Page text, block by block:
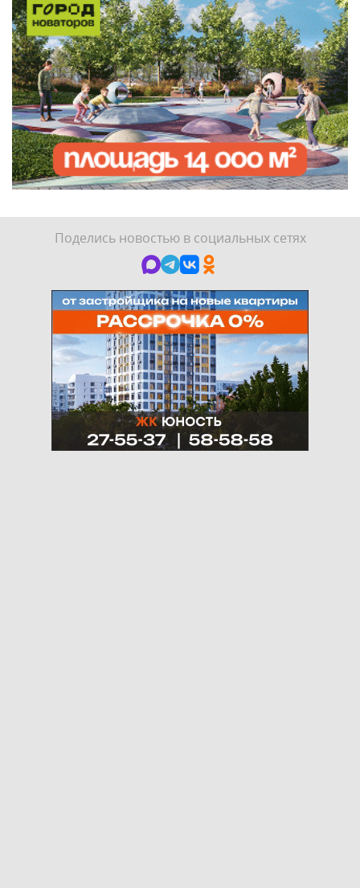
Поделись новостью в социальных сетях